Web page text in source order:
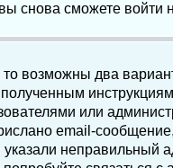
снова сможете войти
возможны два
или
email-
неправильный